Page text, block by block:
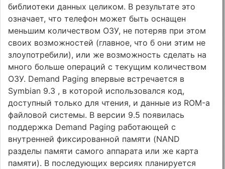
библиотеки данных целиком. В результате это
означает, что телефон может быть оснащен
меньшим количеством ОЗУ, не потеряв при этом
своих возможностей (главное, что б они этим не
злоупотребили), или же возможность сделать на
много больше операций с текущим количеством
ОЗУ. Demand Paging впервые встречается в
Symbian 9.3 , в которой использовался код,
доступный только для чтения, и данные из ROM-а
файловой системы. В версии 9.5 появилась
поддержка Demand Paging работающей с
внутренней фиксированной памяти (NAND
разделы памяти самого аппарата или же карта
памяти). В последующих версиях планируется